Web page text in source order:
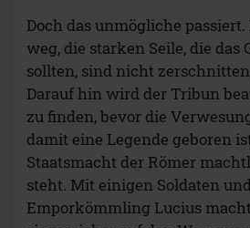
Doch das unmögliche
weg, die starken Seile, die das
sollten, sind nicht
Darauf hin wird der Tribun
zu finden, bevor die
damit eine Legende geboren
Staatsmacht der Römer
steht. Mit einigen Soldaten
Emporkömmling Lucius